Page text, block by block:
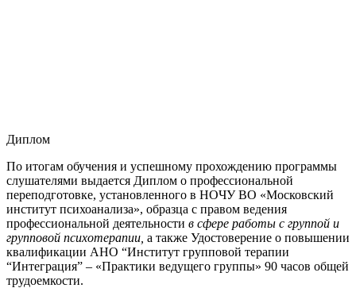
Диплом
По итогам обучения и успешному прохождению программы
слушателями выдается Диплом о профессиональной
переподготовке, установленного в НОЧУ ВО «Московский
институт психоанализа», образца с правом ведения
профессиональной деятельности в сфере работы с группой и
групповой психотерапии, а также Удостоверение о повышении
квалификации АНО “Институт групповой терапии
“Интеграция” – «Практики ведущего группы» 90 часов общей
трудоемкости.